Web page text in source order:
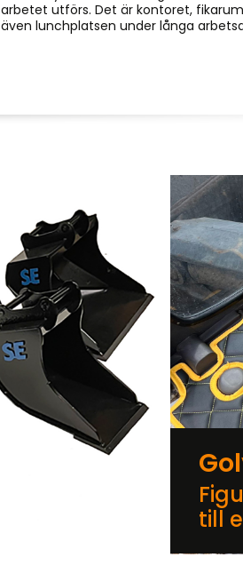
arbetet utförs. Det är kontoret,
även lunchplatsen under långa
till